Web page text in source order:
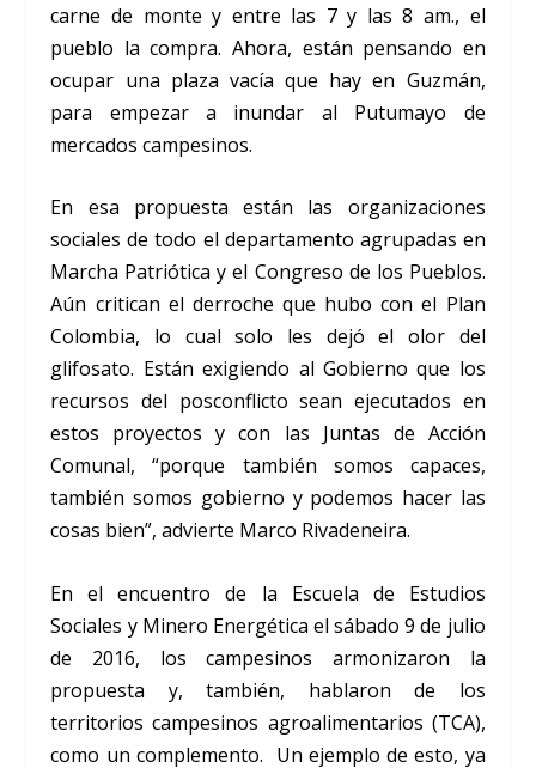
carne de monte y entre las 7 y las 8 am., el
pueblo la compra. Ahora, están pensando en
ocupar una plaza vacía que hay en Guzmán,
para empezar a inundar al Putumayo de
mercados campesinos.
En esa propuesta están las organizaciones
sociales de todo el departamento agrupadas en
Marcha Patriótica y el Congreso de los Pueblos.
Aún critican el derroche que hubo con el Plan
Colombia, lo cual solo les dejó el olor del
glifosato. Están exigiendo al Gobierno que los
recursos del posconflicto sean ejecutados en
estos proyectos y con las Juntas de Acción
Comunal, “porque también somos capaces,
también somos gobierno y podemos hacer las
cosas bien”, advierte Marco Rivadeneira.
En el encuentro de la Escuela de Estudios
Sociales y Minero Energética el sábado 9 de julio
de 2016, los campesinos armonizaron la
propuesta y, también, hablaron de los
territorios campesinos agroalimentarios (TCA),
como un complemento. Un ejemplo de esto, ya